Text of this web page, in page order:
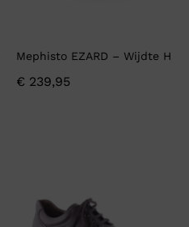
Mephisto EZARD – Wijdte H
€ 239,95